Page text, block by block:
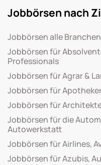
Jobbörsen nach
Jobbörsen alle
Jobbörsen für
Professionals
Jobbörsen für Agrar &
Jobbörsen für
Jobbörsen für
Jobbörsen für die
Autowerkstatt
Jobbörsen für Airlines,
Jobbörsen für Azubis,